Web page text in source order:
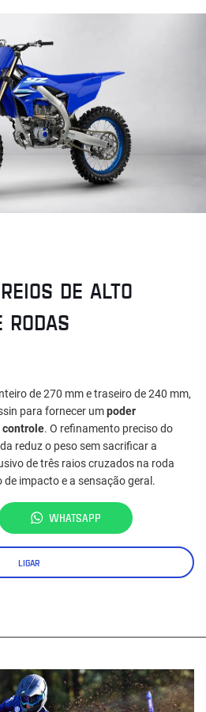
DE ALTO
RODAS
de 270 mm e traseiro de 240 mm,
para fornecer umpoder
controle. O refinamento preciso do
reduz o peso sem sacrificar a
de três raios cruzados na roda
impacto e a sensação geral.
WHATSAPP
LIGAR